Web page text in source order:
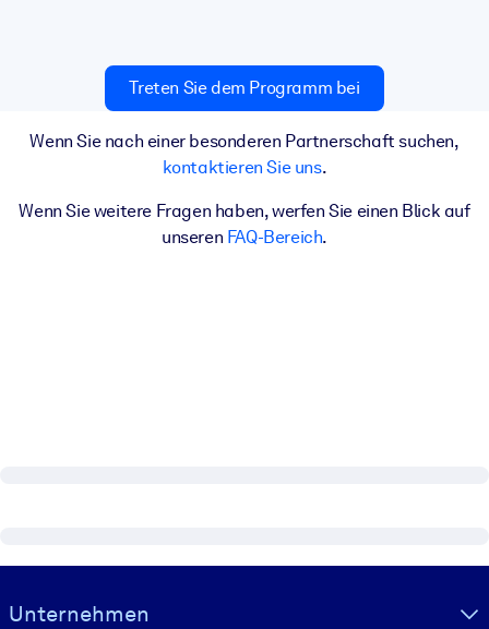
Treten Sie dem Programm bei
Wenn Sie nach einer besonderen Partnerschaft suchen,
kontaktieren Sie uns.
Wenn Sie weitere Fragen haben, werfen Sie einen Blick auf
unseren FAQ-Bereich.
Visually hidden Text
Unternehmen